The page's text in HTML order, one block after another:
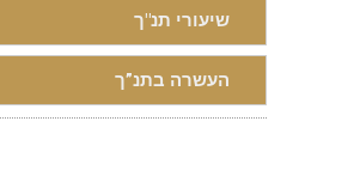
שיעורי תנ"ך
העשרה בתנ”ך